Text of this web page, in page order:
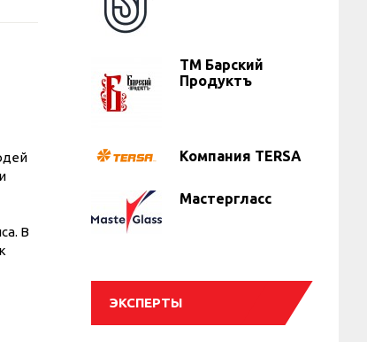
В
ТМ Барский
Продуктъ
Компания TERSA
Мастергласс
ЭКСПЕРТЫ